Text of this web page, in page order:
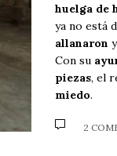
huelga de
ya no está
allanaron
Con su
piezas, el
miedo.
2